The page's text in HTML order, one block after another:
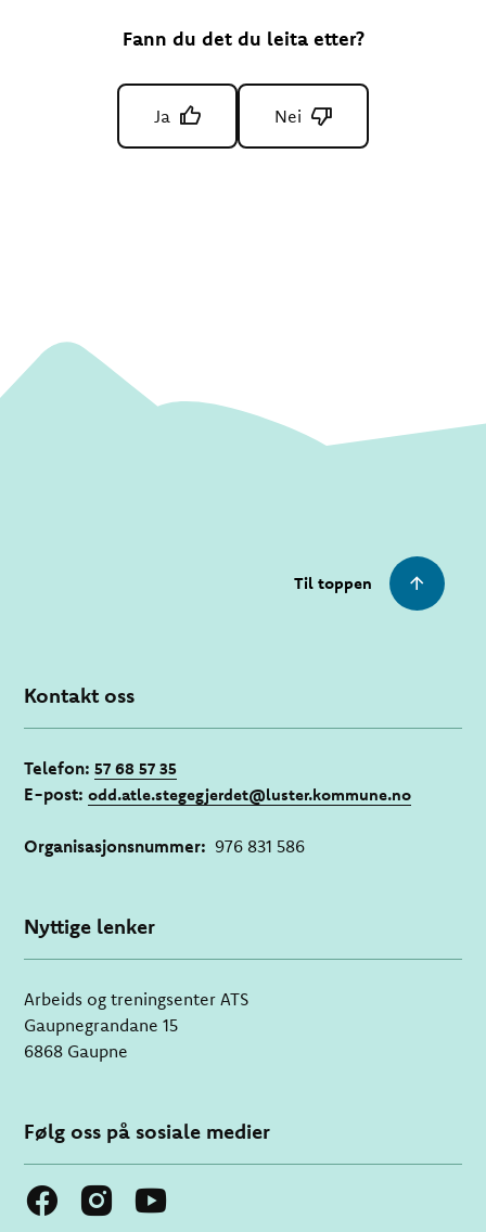
Fann du det du leita etter?
Ja Nei
Til toppen
Kontakt oss
Telefon: 57 68 57 35
E-post: odd.atle.stegegjerdet@luster.kommune.no
Organisasjonsnummer: 976 831 586
Nyttige lenker
Arbeids og treningsenter ATS
Gaupnegrandane 15
6868 Gaupne
Følg oss på sosiale medier